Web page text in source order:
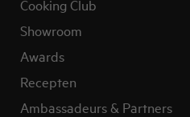
Cooking Club
Showroom
Awards
Recepten
Ambassadeurs & Partners